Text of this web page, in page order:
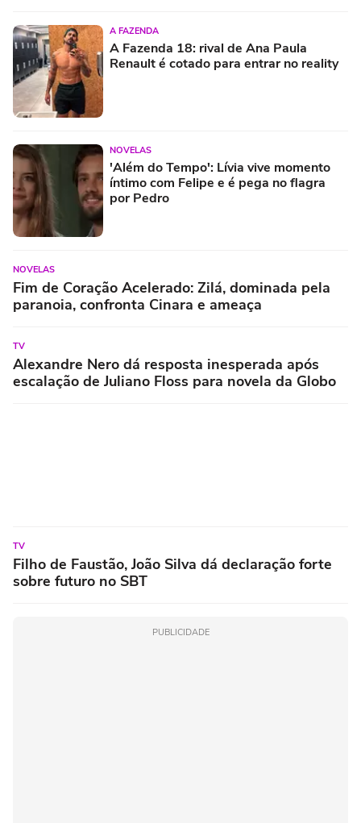
A FAZENDA
A Fazenda 18: rival de Ana Paula
Renault é cotado para entrar no reality
NOVELAS
'Além do Tempo': Lívia vive momento
íntimo com Felipe e é pega no flagra
por Pedro
NOVELAS
Fim de Coração Acelerado: Zilá, dominada pela
paranoia, confronta Cinara e ameaça
TV
Alexandre Nero dá resposta inesperada após
escalação de Juliano Floss para novela da Globo
TV
Filho de Faustão, João Silva dá declaração forte
sobre futuro no SBT
PUBLICIDADE